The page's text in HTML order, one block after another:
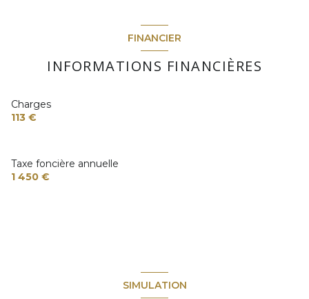
FINANCIER
INFORMATIONS FINANCIÈRES
Charges
113 €
Taxe foncière annuelle
1 450 €
SIMULATION